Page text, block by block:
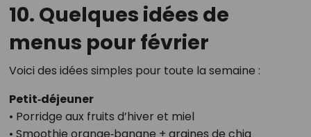
10. Quelques idées de
menus pour février
Voici des idées simples pour toute la semaine :
Petit‑déjeuner
• Porridge aux fruits d’hiver et miel
• Smoothie orange‑banane + graines de chia